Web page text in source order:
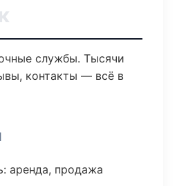
службы. Тысячи
контакты — всё в
аренда, продажа